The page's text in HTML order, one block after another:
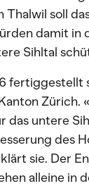
Thalwil soll
damit in
Sihltal
fertiggestellt
Zürich.
das untere
des
sie. Der
alleine in